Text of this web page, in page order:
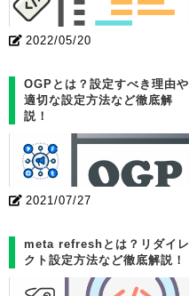
2022/05/20
OGPとは？設定すべき理由や
適切な設定方法など徹底解
説！
2021/07/27
meta refreshとは？リダイレ
クト設定方法など徹底解説！